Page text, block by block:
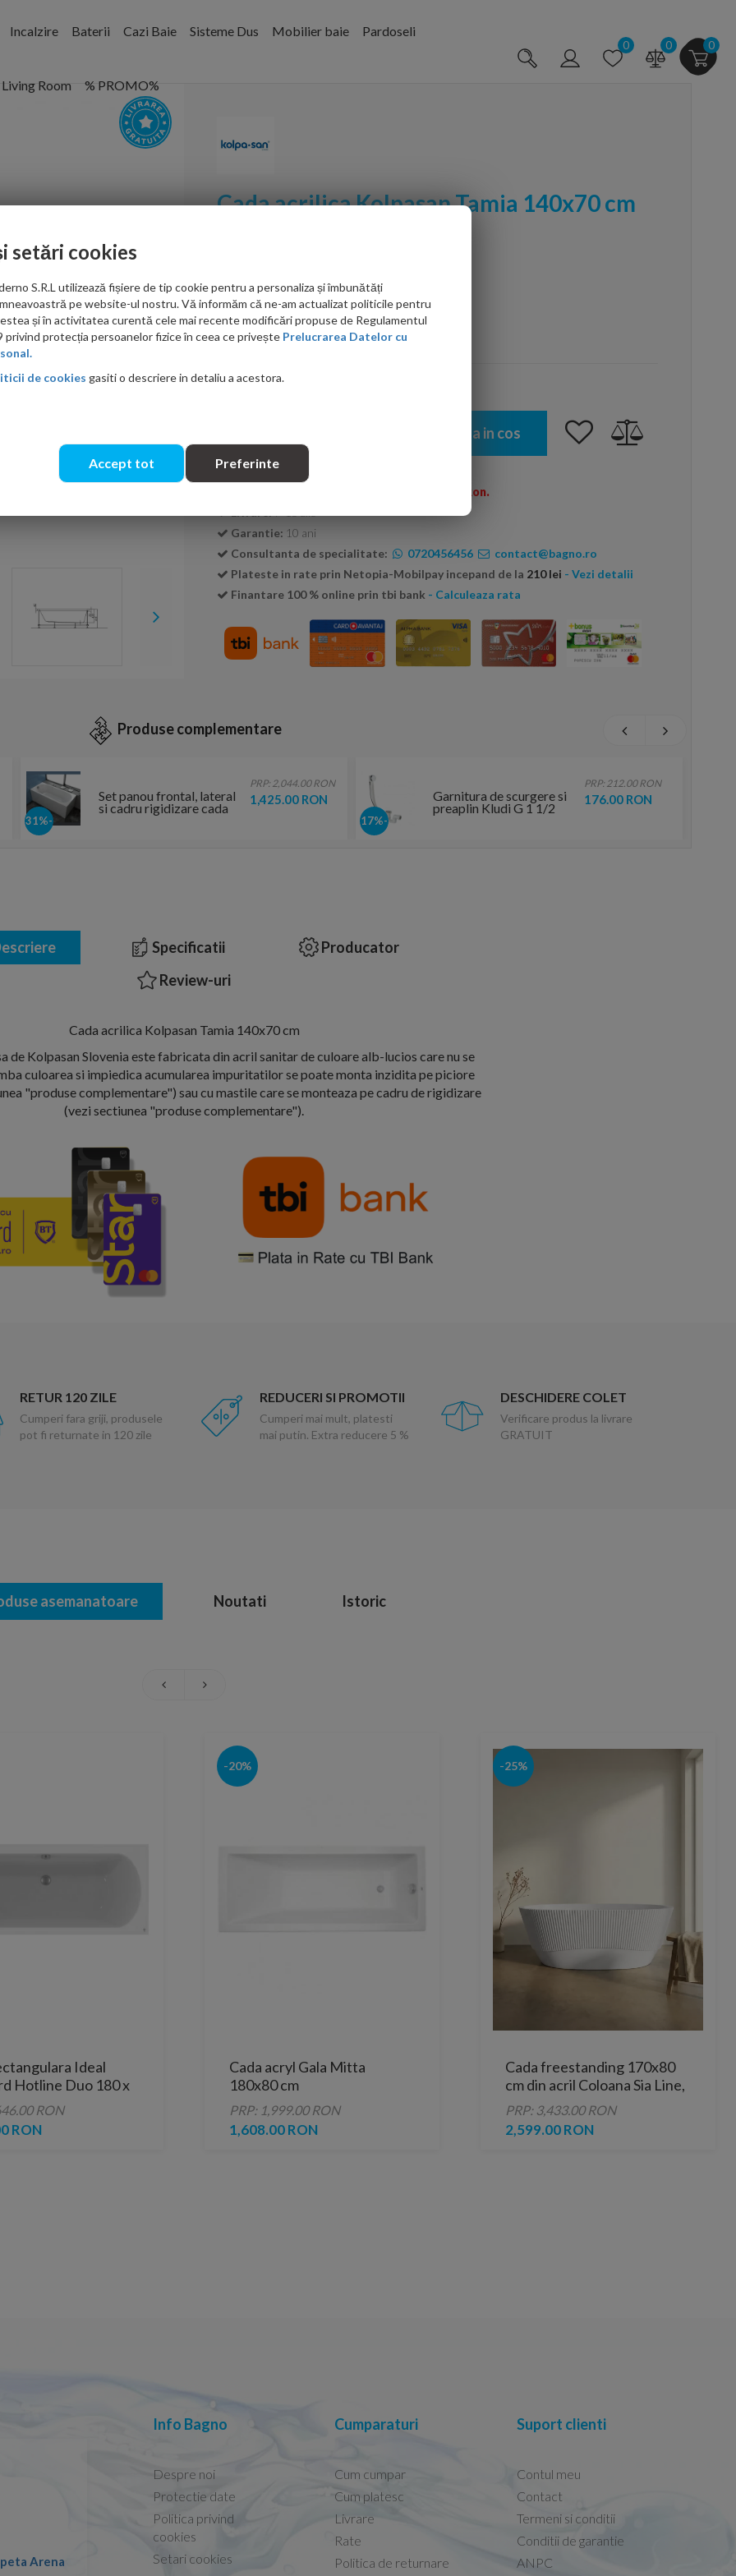
Incalzire Baterii Cazi Baie Sisteme Dus Mobilier baie Pardoseli
Living Room % PROMO%
0 0 0
Cada acrilica Kolpasan Tamia 140x70 cm
1,259.00 RON
Ati gasit in alta parte mai ieftin?
Adauga in cos
Transport GRATUIT la comenzi peste 600 Ron.
Garantie: 10 ani
Consultanta de specialitate:
0720456456
contact@bagno.ro
Plateste in rate prin Netopia-Mobilpay incepand de la 210 lei - Vezi detalii
Finantare 100 % online prin tbi bank - Calculeaza rata
Produse complementare
-17%
Garnitura de scurgere si
preaplin Kludi G 1 1/2
PRP: 212.00 RON
176.00 RON
-31%
Set panou frontal, lateral
si cadru rigidizare cada
incastrata Kolpasan
PRP: 2,044.00 RON
1,425.00 RON
Specificatii
Producator
Review-uri
Cada acrilica Kolpasan Tamia 140x70 cm
de Kolpasan Slovenia este fabricata din acril sanitar de culoare alb-lucios care nu se
culoarea si impiedica acumularea impuritatilor se poate monta inzidita pe piciore
"produse complementare") sau cu mastile care se monteaza pe cadru de rigidizare
(vezi sectiunea "produse complementare").
RETUR 120 ZILE
Cumperi fara griji, produsele
pot fi returnate in 120 zile
REDUCERI SI PROMOTII
Cumperi mai mult, platesti
mai putin. Extra reducere 5 %
DESCHIDERE COLET
Verificare produs la livrare
GRATUIT
asemanatoare Noutati Istoric
Ideal
Hotline Duo 180 x
RON
RON
-20%
Cada acryl Gala Mitta
180x80 cm
PRP: 1,999.00 RON
1,608.00 RON
-25%
Cada freestanding 170x80
cm din acril Coloana Sia Line,
acril alb lucios
PRP: 3,433.00 RON
2,599.00 RON
Arena
Conform descrierii!
13.02.2026
Capacele Grohe sunt de bună calitate și se
Marius -08.02.2026
Info Bagno
Despre noi
Protectie date
Politica privind
cookies
Setari cookies
Cumparaturi
Cum cumpar
Cum platesc
Livrare
Rate
Politica de returnare
Suport clienti
Contul meu
Contact
Termeni si conditii
Conditii de garantie
ANPC
setări cookies
S.R.L utilizează fișiere de tip cookie pentru a personaliza și îmbunătăți
pe website-ul nostru. Vă informăm că ne-am actualizat politicile pentru
și în activitatea curentă cele mai recente modificări propuse de Regulamentul
privind protecția persoanelor fizice în ceea ce privește Prelucrarea Datelor cu
de cookies gasiti o descriere in detaliu a acestora.
Accept tot Preferinte